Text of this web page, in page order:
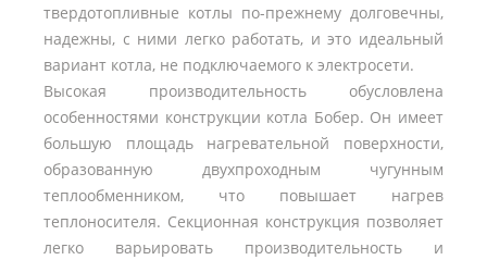
твердотопливные котлы по-прежнему долговечны,
надежны, с ними легко работать, и это идеальный
вариант котла, не подключаемого к электросети.
Высокая производительность обусловлена
особенностями конструкции котла Бобер. Он имеет
большую площадь нагревательной поверхности,
образованную двухпроходным чугунным
теплообменником, что повышает нагрев
теплоносителя. Секционная конструкция позволяет
легко варьировать производительность и